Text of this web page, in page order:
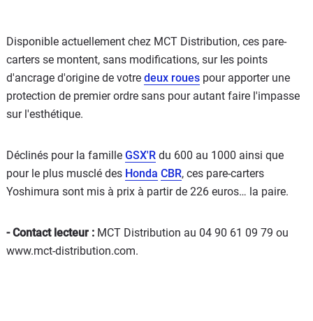
Disponible actuellement chez MCT Distribution, ces pare-
carters se montent, sans modifications, sur les points
d'ancrage d'origine de votre deux roues pour apporter une
protection de premier ordre sans pour autant faire l'impasse
sur l'esthétique.
Déclinés pour la famille GSX'R du 600 au 1000 ainsi que
pour le plus musclé des Honda CBR, ces pare-carters
Yoshimura sont mis à prix à partir de 226 euros… la paire.
- Contact lecteur : MCT Distribution au 04 90 61 09 79 ou
www.mct-distribution.com.